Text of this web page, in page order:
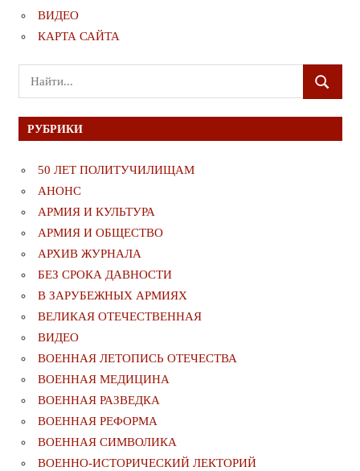
ВИДЕО
КАРТА САЙТА
Поиск
для:
ПОИСК
РУБРИКИ
50 ЛЕТ ПОЛИТУЧИЛИЩАМ
АНОНС
АРМИЯ И КУЛЬТУРА
АРМИЯ И ОБЩЕСТВО
АРХИВ ЖУРНАЛА
БЕЗ СРОКА ДАВНОСТИ
В ЗАРУБЕЖНЫХ АРМИЯХ
ВЕЛИКАЯ ОТЕЧЕСТВЕННАЯ
ВИДЕО
ВОЕННАЯ ЛЕТОПИСЬ ОТЕЧЕСТВА
ВОЕННАЯ МЕДИЦИНА
ВОЕННАЯ РАЗВЕДКА
ВОЕННАЯ РЕФОРМА
ВОЕННАЯ СИМВОЛИКА
ВОЕННО-ИСТОРИЧЕСКИЙ ЛЕКТОРИЙ